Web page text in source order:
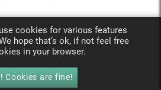
cookies for various features
hope that’s ok, if not feel free
in your browser.
Cookies are fine!